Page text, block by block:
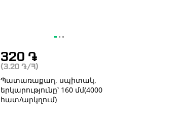
320 ֏
(3.20֏ /Հ)
Պատառաքաղ, սպիտակ,
երկարությունը՝ 160 մմ(4000
հատ/արկղում)